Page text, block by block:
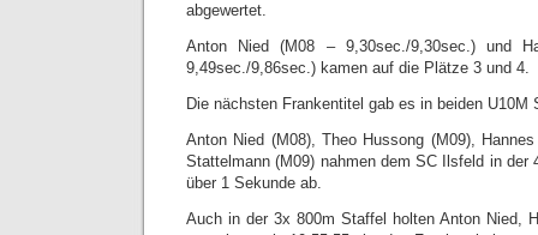
abgewertet.
Anton Nied (M08 – 9,30sec./9,30sec.) und
9,49sec./9,86sec.) kamen auf die Plätze 3 und 4.
Die nächsten Frankentitel gab es in beiden U10M
Anton Nied (M08), Theo Hussong (M09),
Stattelmann (M09) nahmen dem SC Ilsfeld in der
über 1 Sekunde ab.
Auch in der 3x 800m Staffel holten Anton Nied,